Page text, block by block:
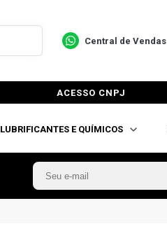
Central de Vendas
ACESSO CNPJ
LUBRIFICANTES E QUÍMICOS